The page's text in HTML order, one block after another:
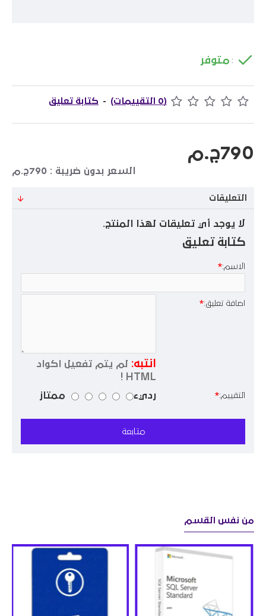
: متوفر
(0 التقييمات) - كتابة تعليق
790ج.م
السعر بدون ضريبة : 790ج.م
التعليقات
لا يوجد أي تعليقات لهذا المنتج.
كتابة تعليق
الاسم:
اضافة تعليق:
انتبه:
لم يتم تفعيل اكواد
HTML !
التقييم: رديء ممتاز
متابعة
من نفس القسم